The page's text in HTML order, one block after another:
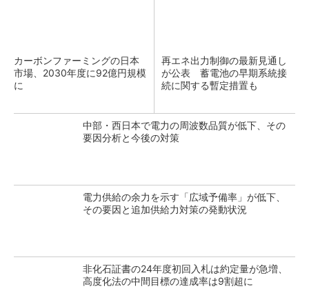
カーボンファーミングの日本
市場、2030年度に92億円規模
に
再エネ出力制御の最新見通し
が公表 蓄電池の早期系統接
続に関する暫定措置も
中部・西日本で電力の周波数品質が低下、その
要因分析と今後の対策
電力供給の余力を示す「広域予備率」が低下、
その要因と追加供給力対策の発動状況
非化石証書の24年度初回入札は約定量が急増、
高度化法の中間目標の達成率は9割超に